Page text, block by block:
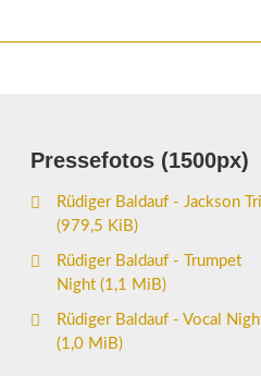
Pressefotos (1500px)
Rüdiger Baldauf - Jackson
(979,5 KiB)
Rüdiger Baldauf - Trumpet
Night (1,1 MiB)
Rüdiger Baldauf - Vocal
(1,0 MiB)